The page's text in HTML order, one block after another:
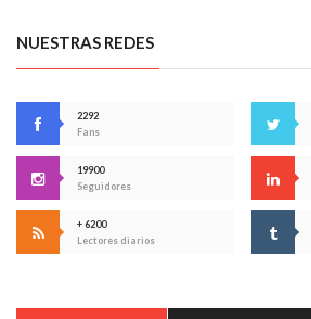
NUESTRAS REDES
2292
Fans
19900
Seguidores
+ 6200
Lectores diarios